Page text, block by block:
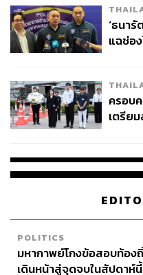
‘ธนารั
แฉช่อ
ครอบ
เตรีย
POLITICS
มหากาพย์โกงข้อสอบท้อง
เดินหน้าสู่จุดจบในสัปดาห์นี้